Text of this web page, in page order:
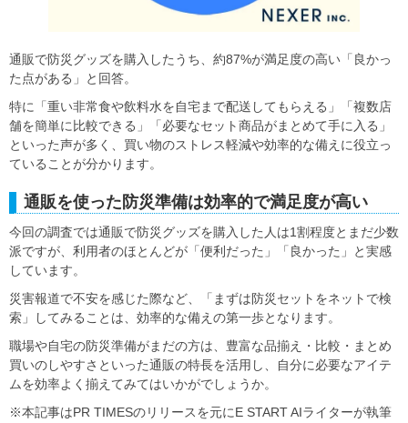
通販で防災グッズを購入したうち、約87%が満足度の高い「良かっ
た点がある」と回答。
特に「重い非常食や飲料水を自宅まで配送してもらえる」「複数店
舗を簡単に比較できる」「必要なセット商品がまとめて手に入る」
といった声が多く、買い物のストレス軽減や効率的な備えに役立っ
ていることが分かります。
通販を使った防災準備は効率的で満足度が高い
今回の調査では通販で防災グッズを購入した人は1割程度とまだ少数
派ですが、利用者のほとんどが「便利だった」「良かった」と実感
しています。
災害報道で不安を感じた際など、「まずは防災セットをネットで検
索」してみることは、効率的な備えの第一歩となります。
職場や自宅の防災準備がまだの方は、豊富な品揃え・比較・まとめ
買いのしやすさといった通販の特長を活用し、自分に必要なアイテ
ムを効率よく揃えてみてはいかがでしょうか。
※本記事はPR TIMESのリリースを元にE START AIライターが執筆